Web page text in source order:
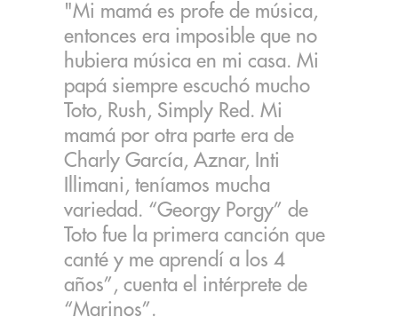
"Mi mamá es profe de música,
entonces era imposible que no
hubiera música en mi casa. Mi
papá siempre escuchó mucho
Toto, Rush, Simply Red. Mi
mamá por otra parte era de
Charly García, Aznar, Inti
Illimani, teníamos mucha
variedad. “Georgy Porgy” de
Toto fue la primera canción que
canté y me aprendí a los 4
años”, cuenta el intérprete de
“Marinos”.